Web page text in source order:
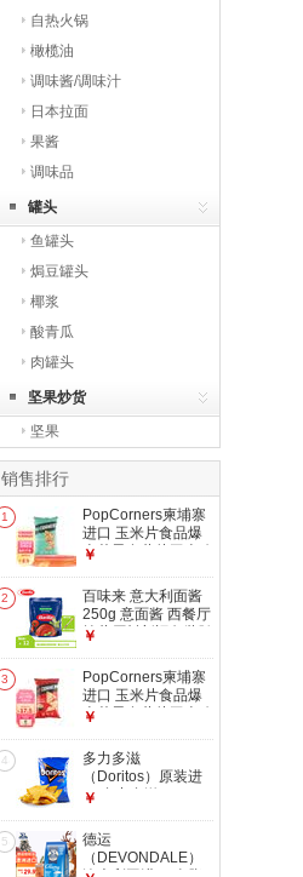
自热火锅
橄榄油
调味酱/调味汁
日本拉面
果酱
调味品
罐头
鱼罐头
焗豆罐头
椰浆
酸青瓜
肉罐头
坚果炒货
坚果
销售排行
1
PopCorners柬埔寨
进口 玉米片食品爆
米花零食薯片玉米脆
盐味玉米脆142g-效
期至：26年10月
￥
2
百味来 意大利面酱
250g 意面酱 西餐厅
披萨原料新旧包装随
味
￥
3
PopCorners柬埔寨
进口 玉米片食品爆
米花零食薯片玉米脆
甜味玉米脆142g-效
期至26年8月28到期
￥
4
多力多滋
（Doritos）原装进
口 多力多滋
膨化 农场玉米片
92.1g
￥
5
德运
（DEVONDALE）